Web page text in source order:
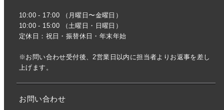
10:00 - 17:00 （月曜日〜金曜日）
10:00 - 15:00 （土曜日・日曜日）
定休日：祝日・振替休日・年末年始
※お問い合わせ受付後、2営業日以内に担当者よりお返事を差し
上げます。
お問い合わせ